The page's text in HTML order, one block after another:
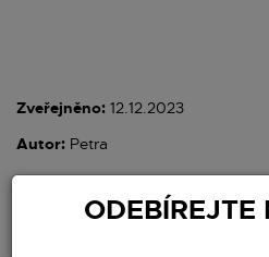
Zveřejněno: 12.12.2023
Autor: Petra
sdílet
ODEBÍREJTE